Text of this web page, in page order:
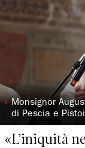
◗Monsignor
di Pescia e
«L’iniquità